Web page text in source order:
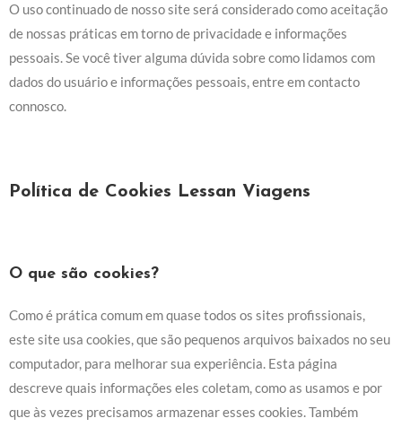
O uso continuado de nosso site será considerado como aceitação
de nossas práticas em torno de privacidade e informações
pessoais. Se você tiver alguma dúvida sobre como lidamos com
dados do usuário e informações pessoais, entre em contacto
connosco.
Política de Cookies Lessan Viagens
O que são cookies?
Como é prática comum em quase todos os sites profissionais,
este site usa cookies, que são pequenos arquivos baixados no seu
computador, para melhorar sua experiência. Esta página
descreve quais informações eles coletam, como as usamos e por
que às vezes precisamos armazenar esses cookies. Também